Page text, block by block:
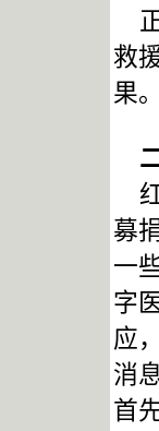
正
救
果。
二
红
募
一
字
应
消
首